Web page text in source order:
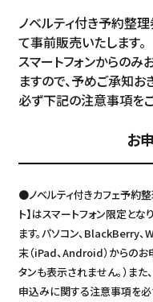
ノベルティ付き予約整
て事前販売いたします。
スマートフォンからのみ
ますので、予めご承知お
必ず下記の注意事項を
お
●ノベルティ付きカフェ予約整
ト】はスマートフォン限定と
ます。パソコン、BlackBerry
末（iPad、Android）からのお
タンも表示されません。）ま
申込みに関する注意事項を必